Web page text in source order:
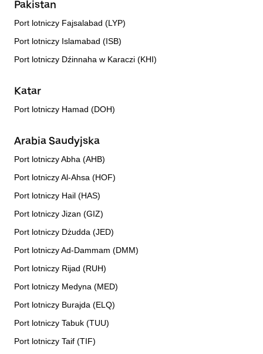
Pakistan
Port lotniczy Fajsalabad (LYP)
Port lotniczy Islamabad (ISB)
Port lotniczy Dźinnaha w Karaczi (KHI)
Katar
Port lotniczy Hamad (DOH)
Arabia Saudyjska
Port lotniczy Abha (AHB)
Port lotniczy Al-Ahsa (HOF)
Port lotniczy Hail (HAS)
Port lotniczy Jizan (GIZ)
Port lotniczy Dżudda (JED)
Port lotniczy Ad-Dammam (DMM)
Port lotniczy Rijad (RUH)
Port lotniczy Medyna (MED)
Port lotniczy Burajda (ELQ)
Port lotniczy Tabuk (TUU)
Port lotniczy Taif (TIF)